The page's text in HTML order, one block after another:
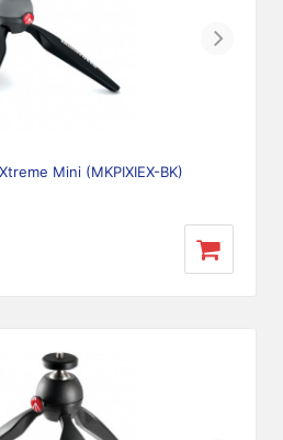
Next
Mini (MKPIXIEX-BK)